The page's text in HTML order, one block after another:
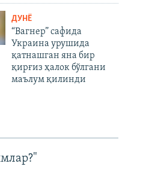
ДУНË
“Вагнер” сафида
Украина урушида
қатнашган яна бир
қирғиз ҳалок бўлгани
маълум қилинди